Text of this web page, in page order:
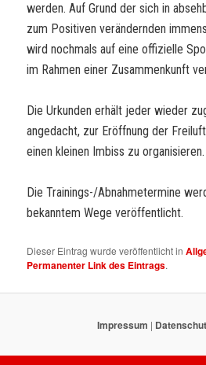
werden. Auf Grund der sich in
zum Positiven verändernden
wird nochmals auf eine offizielle
im Rahmen einer Zusammenkunft
Die Urkunden erhält jeder wieder
angedacht, zur Eröffnung der
einen kleinen Imbiss zu organisieren.
Die Trainings-/Abnahmetermine
bekanntem Wege veröffentlicht.
Dieser Eintrag wurde veröffentlicht in
Permanenter Link des Eintrags.
Impressum |